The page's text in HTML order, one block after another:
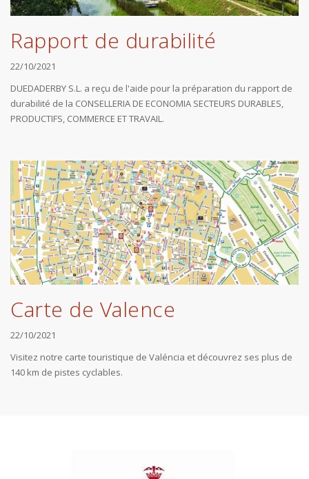
Rapport de durabilité
22/10/2021
DUEDADERBY S.L. a reçu de l'aide pour la préparation du rapport de
durabilité de la CONSELLERIA DE ECONOMIA SECTEURS DURABLES,
PRODUCTIFS, COMMERCE ET TRAVAIL.
Carte de Valence
22/10/2021
Visitez notre carte touristique de Valéncia et découvrez ses plus de
140 km de pistes cyclables.